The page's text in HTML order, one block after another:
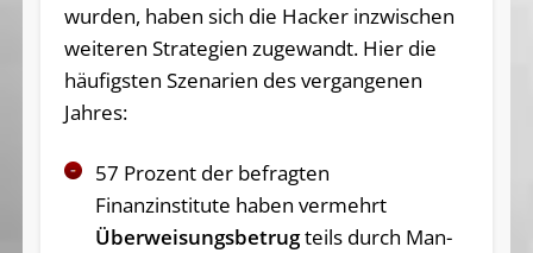
wurden, haben sich die Hacker inzwischen
weiteren Strategien zugewandt. Hier die
häufigsten Szenarien des vergangenen
Jahres:
57 Prozent der befragten
Finanzinstitute haben vermehrt
Überweisungsbetrugteils durch Man-